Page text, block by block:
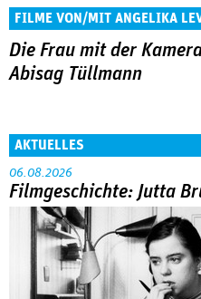
FILME VON/MIT ANGELIKA
Die Frau mit der
Abisag Tüllmann
AKTUELLES
06.08.2026
Filmgeschichte: Jutta